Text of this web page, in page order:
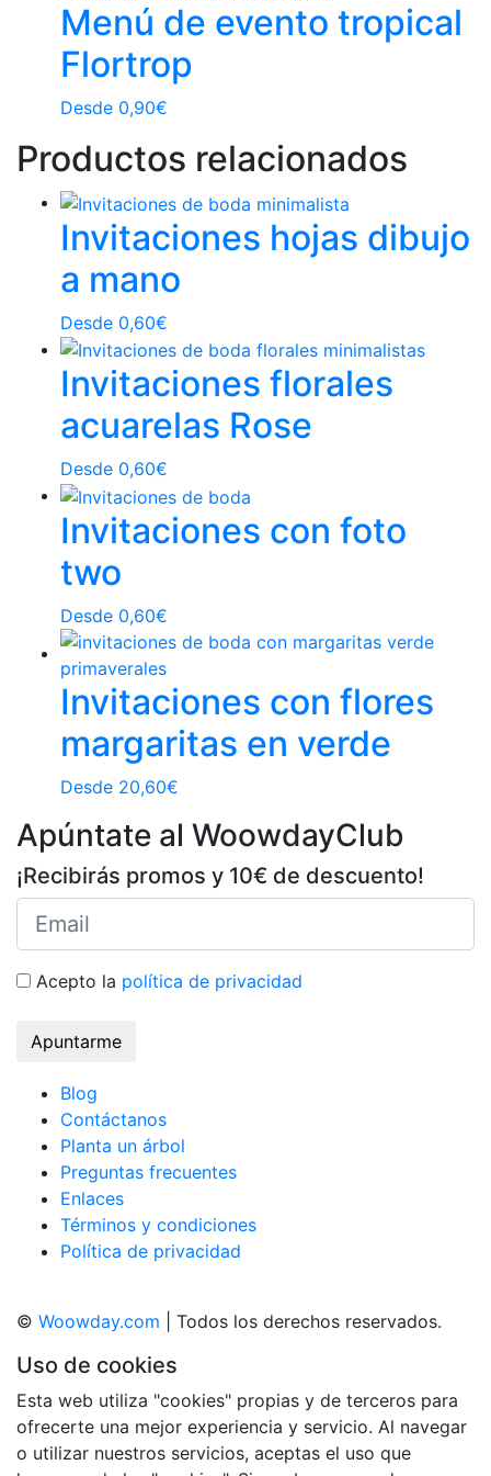
Menú de evento tropical
Flortrop
Desde 0,90€
Productos relacionados
Invitaciones hojas dibujo
a mano
Desde 0,60€
Invitaciones florales
acuarelas Rose
Desde 0,60€
Invitaciones con foto
two
Desde 0,60€
Invitaciones con flores
margaritas en verde
Desde 20,60€
Apúntate al WoowdayClub
¡Recibirás promos y 10€ de descuento!
Acepto la política de privacidad
Apuntarme
Blog
Contáctanos
Planta un árbol
Preguntas frecuentes
Enlaces
Términos y condiciones
Política de privacidad
© Woowday.com | Todos los derechos reservados.
Uso de cookies
Esta web utiliza "cookies" propias y de terceros para
ofrecerte una mejor experiencia y servicio. Al navegar
o utilizar nuestros servicios, aceptas el uso que